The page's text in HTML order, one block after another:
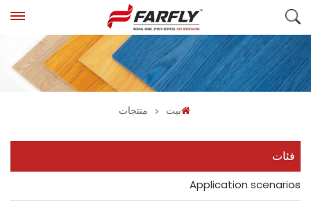
بيت منتجات
فئات
Application scenarios